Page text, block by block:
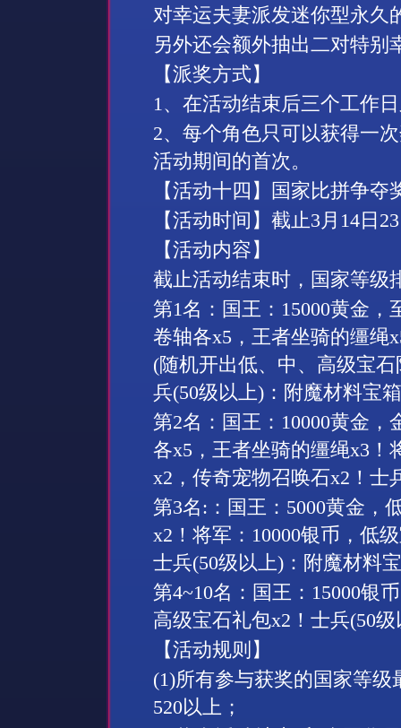
对幸运夫妻派发迷你型永久
另外还会额外抽出二对特别
【派奖方式】
1、在活动结束后三个工作
2、每个角色只可以获得一
活动期间的首次。
【活动十四 】国家比拼争夺
【活动时间】截止3 月 14日 23
【活动内容】
截止活动结束时，国家等级
第1名：国王： 15000黄金，
卷轴各x5 ，王者坐骑的缰绳
(随机开出低、中、高级宝石
兵(50级以上)：附魔材料宝箱
第2名：国王： 10000黄金，
各x5 ，王者坐骑的缰绳x3 ！
x2 ，传奇宠物召唤石x2 ！士
第3名: ：国王： 5000黄金，
x2 ！将军： 10000银币，低
士兵(50级以上)：附魔材料
第4~10名：国王： 15000银
高级宝石礼包x2 ！士兵(50级
【活动规则】
(1)所有参与获奖的国家等级
520以上；